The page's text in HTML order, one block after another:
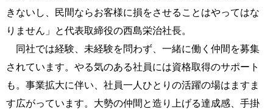
きないし、民間ならお客様に損をさせることはやってはな
りません」と代表取締役の西島栄治社長。
同社では経験、未経験を問わず、一緒に働く仲間を募集
されています。やる気のある社員には資格取得のサポート
も。事業拡大に伴い、社員一人ひとりの活躍の場はますま
す広がっています。大勢の仲間と造り上げる達成感、手掛